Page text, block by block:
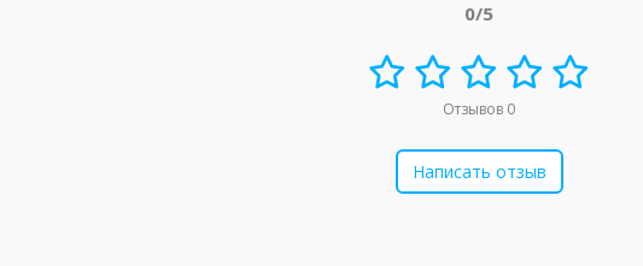
0/5
Отзывов 0
Написать отзыв